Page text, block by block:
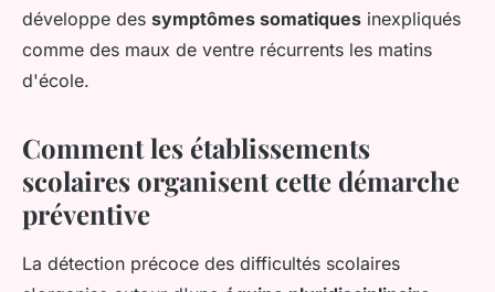
développe des symptômes somatiques inexpliqués
comme des maux de ventre récurrents les matins
d'école.
Comment les établissements
scolaires organisent cette démarche
préventive
La détection précoce des difficultés scolaires